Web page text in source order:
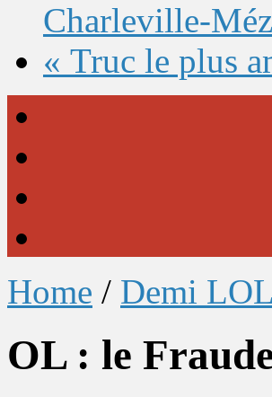
Charleville-
« Truc le plus
Home / Demi LOL
OL : le